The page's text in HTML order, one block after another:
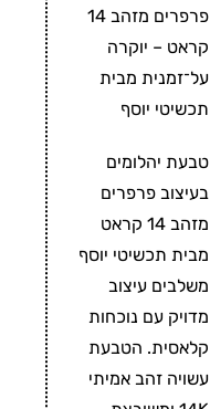
פרפרים מזהב 14
קראט – יוקרה
על־זמנית מבית
תכשיטי יוסף
טבעת יהלומים
בעיצוב פרפרים
מזהב 14 קראט
מבית תכשיטי יוסף
משלבים עיצוב
מדויק עם נוכחות
קלאסית. הטבעת
עשויה זהב אמיתי